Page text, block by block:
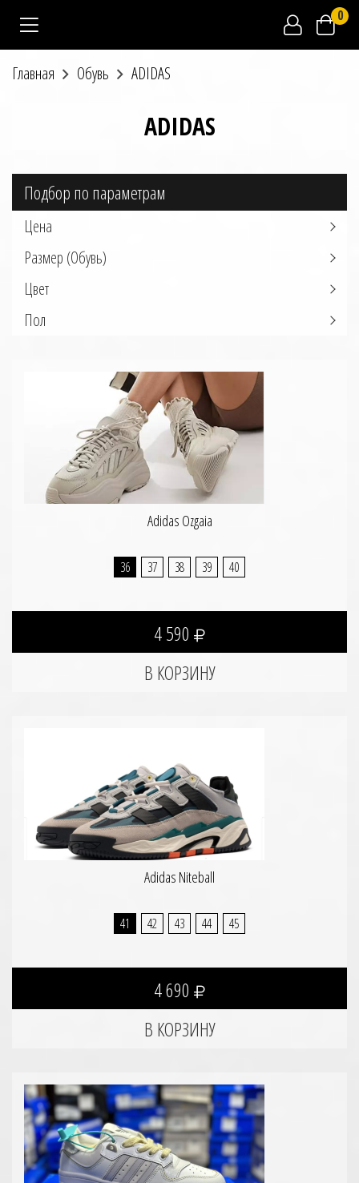
0
Главная Обувь ADIDAS
ADIDAS
Подбор по параметрам
Цена
Размер (Обувь)
Цвет
Пол
Adidas Ozgaia
36 37 38 39 40
4 590
Adidas Niteball
41 42 43 44 45
4 690